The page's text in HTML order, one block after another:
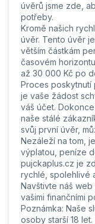
úvěrů jsme zde,
potřeby.
Kromě našich
úvěr. Tento úvěr
větším částkám
časovém
až 30 000 Kč po
Proces poskytnutí
je vaše žádost
váš účet.
naše stálé
svůj první úvěr,
Nezáleží na tom,
výplatou, peníze
pujckaplus.cz je
rychlé, spolehlivé
Navštivte náš
vašimi finančními
Poznámka: Naše
osoby starší 18